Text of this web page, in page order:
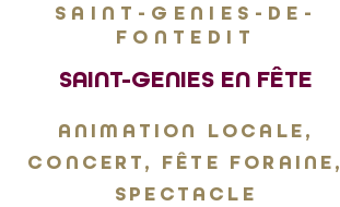
SAINT-GENIES-DE-
FONTEDIT
SAINT-GENIES EN FÊTE
ANIMATION LOCALE,
CONCERT, FÊTE FORAINE,
SPECTACLE